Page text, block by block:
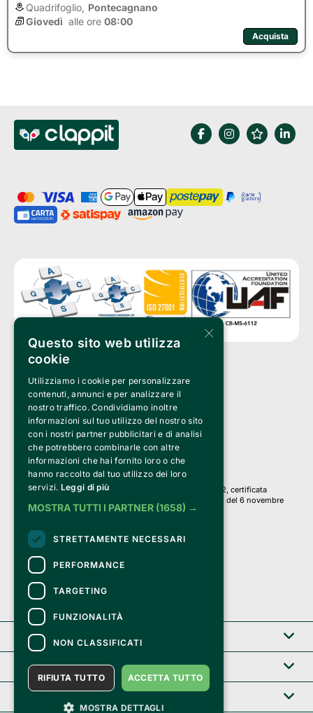
Quadrifoglio, Pontecagnano
Giovedì alle ore 08:00
Acquista
Clappit è un marchio di proprietà di:
Bemils Srl
a Socio Unico
Via Fosse Ardeatine, 4 -20092 Cinisello Balsamo (MI)
PI 05589050961
Iscr. C.C.I.A.A. Milano R.E.A. 1833471
© 2010-2025 Bemils Srl - Tutti i diritti riservati
Credits:
Clappit è basato sulla piattaforma di biglietteria Belive 6.2, certificata
dall’Agenzia delle Entrate con protocollo n. 2025/445474 del 6 novembre
2025.
Su Clappit i tuoi acquisti ed i tuoi dati
sono sicuri e protetti da un certificato SSL
con crittografia a 128 bit.
Clappit
Help center
×
Questo sito web utilizza
cookie
Utilizziamo i cookie per personalizzare
contenuti, annunci e per analizzare il
nostro traffico. Condividiamo inoltre
informazioni sul tuo utilizzo del nostro sito
con i nostri partner pubblicitari e di analisi
che potrebbero combinarle con altre
informazioni che hai fornito loro o che
hanno raccolto dal tuo utilizzo dei loro
servizi. Leggi di più
MOSTRA TUTTI I PARTNER (1658) →
STRETTAMENTE NECESSARI
PERFORMANCE
TARGETING
FUNZIONALITÀ
NON CLASSIFICATI
ACCETTA TUTTO
RIFIUTA TUTTO
MOSTRA DETTAGLI